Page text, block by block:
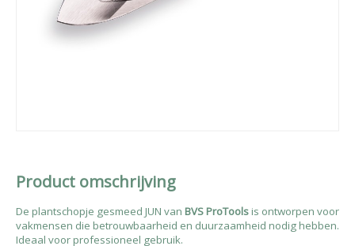
Product omschrijving
De plantschopje gesmeed JUN van BVS ProToolsis ontworpen voor
vakmensen die betrouwbaarheid en duurzaamheid nodig hebben.
Ideaal voor professioneel gebruik.